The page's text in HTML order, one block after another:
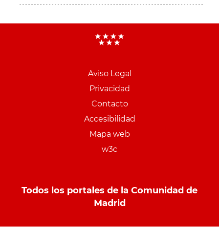
Aviso Legal
Privacidad
Contacto
Accesibilidad
Mapa web
w3c
Todos los portales de la Comunidad de
Madrid